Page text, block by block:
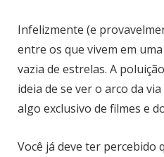
Infelizmente (e
entre os que vivem em
vazia de estrelas. A
ideia de se ver o arco da
algo exclusivo de filmes e
Você já deve ter